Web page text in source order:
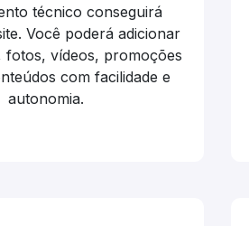
técnico conseguirá
Você poderá adicionar
fotos, vídeos, promoções
com facilidade e
autonomia.